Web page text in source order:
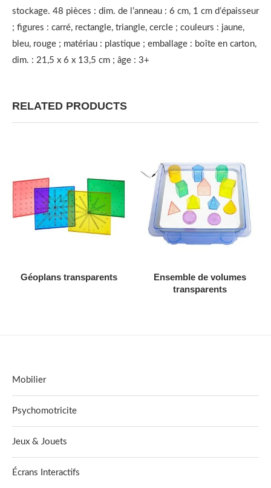
stockage. 48 pièces : dim. de l’anneau : 6 cm, 1 cm d’épaisseur
; figures : carré, rectangle, triangle, cercle ; couleurs : jaune,
bleu, rouge ; matériau : plastique ; emballage : boîte en carton,
dim. : 21,5 x 6 x 13,5 cm ; âge : 3+
RELATED PRODUCTS
AJOUTER AU DEVIS
Géoplans transparents AJOUTER AU DEVIS
Ensemble de volumes
transparents
Mobilier
Psychomotricite
Jeux & Jouets
Écrans Interactifs